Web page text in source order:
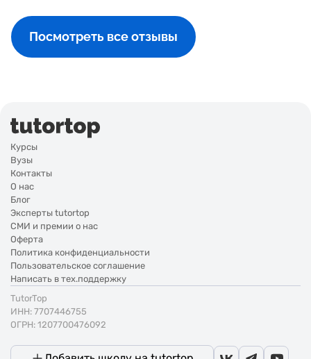
Посмотреть все отзывы
Курсы
Вузы
Контакты
О нас
Блог
Эксперты tutortop
СМИ и премии о нас
Оферта
Политика конфиденциальности
Пользовательское соглашение
Написать в тех.поддержку
TutorTop
ИНН: 7707446755
ОГРН: 1207700476092